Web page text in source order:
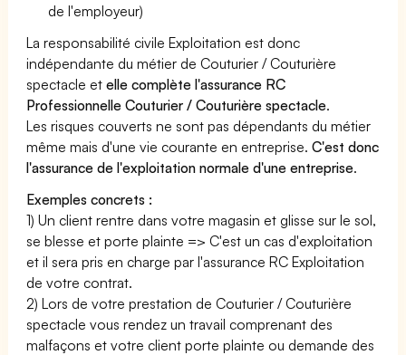
de l'employeur)
La responsabilité civile Exploitation est donc
indépendante du métier de Couturier / Couturière
spectacle etelle complète l'assurance RC
Professionnelle Couturier / Couturière spectacle.
Les risques couverts ne sont pas dépendants du métier
même mais d'une vie courante en entreprise.C'est donc
l'assurance de l'exploitation normale d'une entreprise.
Exemples concrets :
1) Un client rentre dans votre magasin et glisse sur le sol,
se blesse et porte plainte => C'est un cas d'exploitation
et il sera pris en charge par l'assurance RC Exploitation
de votre contrat.
2) Lors de votre prestation de Couturier / Couturière
spectacle vous rendez un travail comprenant des
malfaçons et votre client porte plainte ou demande des